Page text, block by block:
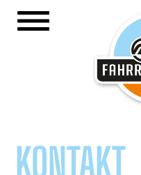
KONTAKT